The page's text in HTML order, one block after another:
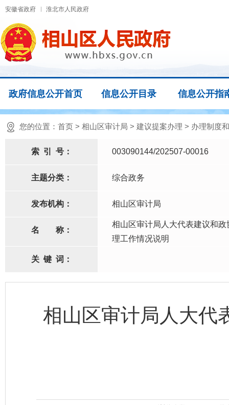
安徽省政府 淮北市人民政府
政府信息公开首页 信息公开目录 信息公开指
您的位置： 首页 > 相山区审计局 > 建议提案办理 > 办理制度
索 引 号： 003090144/202507-00016
主题分类： 综合政务
发布机构： 相山区审计局
名 称：
相山区审计局人大代表建议和政
理工作情况说明
关 键 词：
相山区审计局人大代